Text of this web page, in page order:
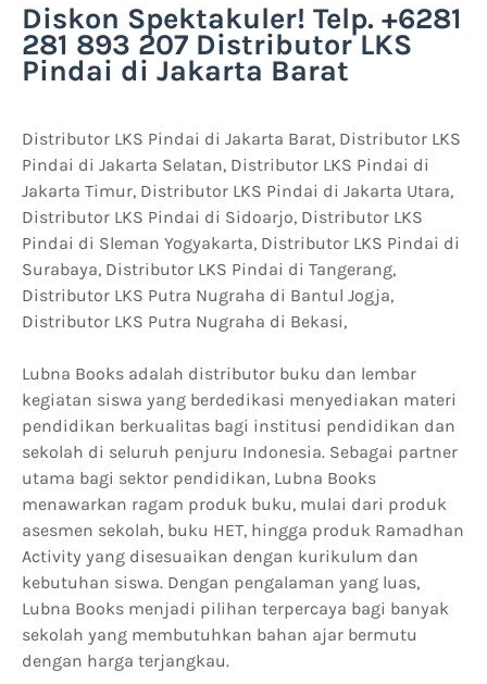
Diskon Spektakuler! Telp. +6281
281 893 207 Distributor LKS
Pindai di Jakarta Barat
Distributor LKS Pindai di Jakarta Barat, Distributor LKS
Pindai di Jakarta Selatan, Distributor LKS Pindai di
Jakarta Timur, Distributor LKS Pindai di Jakarta Utara,
Distributor LKS Pindai di Sidoarjo, Distributor LKS
Pindai di Sleman Yogyakarta, Distributor LKS Pindai di
Surabaya, Distributor LKS Pindai di Tangerang,
Distributor LKS Putra Nugraha di Bantul Jogja,
Distributor LKS Putra Nugraha di Bekasi,
Lubna Books adalah distributor buku dan lembar
kegiatan siswa yang berdedikasi menyediakan materi
pendidikan berkualitas bagi institusi pendidikan dan
sekolah di seluruh penjuru Indonesia. Sebagai partner
utama bagi sektor pendidikan, Lubna Books
menawarkan ragam produk buku, mulai dari produk
asesmen sekolah, buku HET, hingga produk Ramadhan
Activity yang disesuaikan dengan kurikulum dan
kebutuhan siswa. Dengan pengalaman yang luas,
Lubna Books menjadi pilihan terpercaya bagi banyak
sekolah yang membutuhkan bahan ajar bermutu
dengan harga terjangkau.